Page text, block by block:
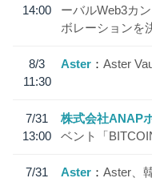
14:00
ーバルWeb3カ
ボレーションを
8/3
11:30
Aster Aster
7/31
13:00
株式会社ANAP
ベント「
7/31
Aster
Aster、